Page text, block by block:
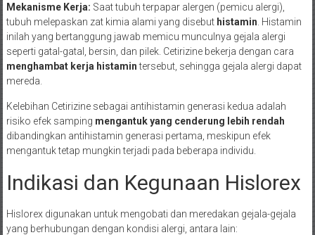
Mekanisme Kerja: Saat tubuh terpapar alergen (pemicu alergi),
tubuh melepaskan zat kimia alami yang disebut histamin . Histamin
inilah yang bertanggung jawab memicu munculnya gejala alergi
seperti gatal-gatal, bersin, dan pilek. Cetirizine bekerja dengan cara
menghambat kerja histamintersebut, sehingga gejala alergi dapat
mereda.
Kelebihan Cetirizine sebagai antihistamin generasi kedua adalah
risiko efek samping mengantuk yang cenderung lebih rendah
dibandingkan antihistamin generasi pertama, meskipun efek
mengantuk tetap mungkin terjadi pada beberapa individu.
Indikasi dan Kegunaan Hislorex
Hislorex digunakan untuk mengobati dan meredakan gejala-gejala
yang berhubungan dengan kondisi alergi, antara lain: